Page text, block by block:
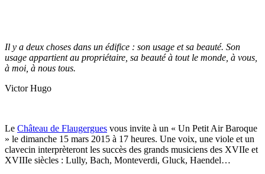
Il y a deux choses dans un édifice : son usage et sa beauté. Son
usage appartient au propriétaire, sa beauté à tout le monde, à vous,
à moi, à nous tous.
Victor Hugo
Le Château de Flaugergues vous invite à un « Un Petit Air Baroque
» le dimanche 15 mars 2015 à 17 heures. Une voix, une viole et un
clavecin interprèteront les succès des grands musiciens des XVIIe et
XVIIIe siècles : Lully, Bach, Monteverdi, Gluck, Haendel…